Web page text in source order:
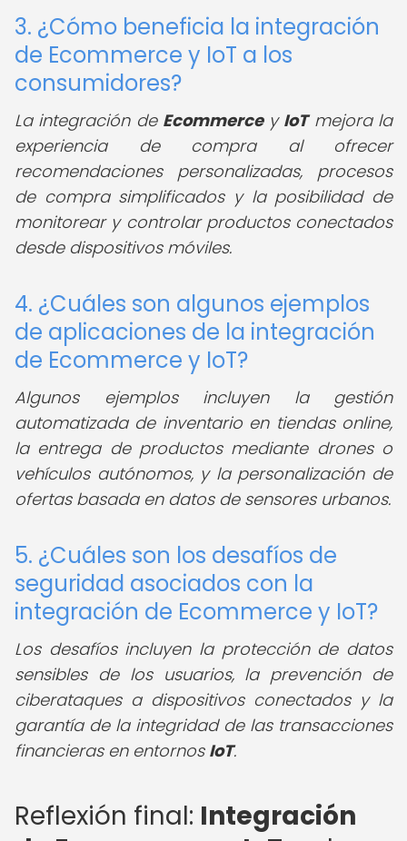
3. ¿Cómo beneficia la integración
de Ecommerce y IoT a los
consumidores?
La integración de Ecommercey IoTmejora la
experiencia de compra al ofrecer
recomendaciones personalizadas, procesos
de compra simplificados y la posibilidad de
monitorear y controlar productos conectados
desde dispositivos móviles.
4. ¿Cuáles son algunos ejemplos
de aplicaciones de la integración
de Ecommerce y IoT?
Algunos ejemplos incluyen la gestión
automatizada de inventario en tiendas online,
la entrega de productos mediante drones o
vehículos autónomos, y la personalización de
ofertas basada en datos de sensores urbanos.
5. ¿Cuáles son los desafíos de
seguridad asociados con la
integración de Ecommerce y IoT?
Los desafíos incluyen la protección de datos
sensibles de los usuarios, la prevención de
ciberataques a dispositivos conectados y la
garantía de la integridad de las transacciones
financieras en entornos IoT.
Reflexión final: Integración